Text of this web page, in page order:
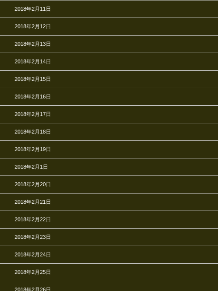
2018年2月11日
2018年2月12日
2018年2月13日
2018年2月14日
2018年2月15日
2018年2月16日
2018年2月17日
2018年2月18日
2018年2月19日
2018年2月1日
2018年2月20日
2018年2月21日
2018年2月22日
2018年2月23日
2018年2月24日
2018年2月25日
2018年2月26日